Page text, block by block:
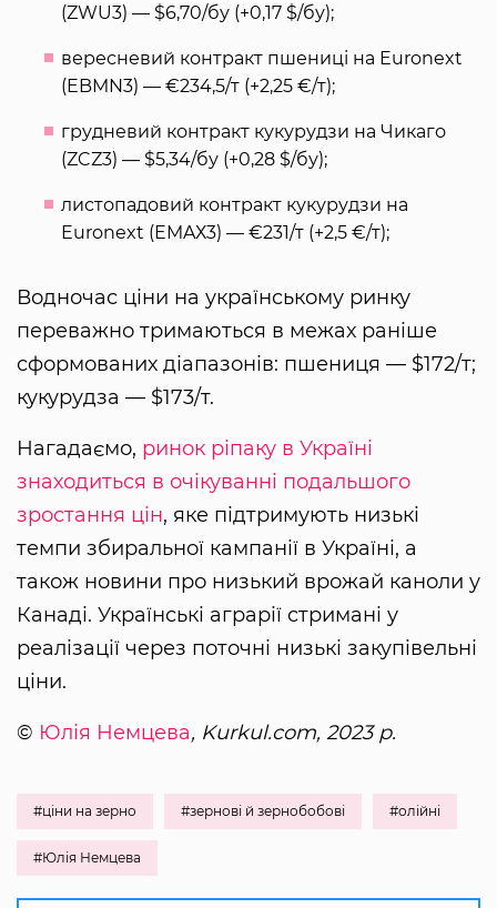
(ZWU3) — $6,70/бу (+0,17 $/бу);
вересневий контракт пшениці на Euronext
(EBMN3) — €234,5/т (+2,25 €/т);
грудневий контракт кукурудзи на Чикаго
(ZCZ3) — $5,34/бу (+0,28 $/бу);
листопадовий контракт кукурудзи на
Euronext (EMAХ3) — €231/т (+2,5 €/т);
Водночас ціни на українському ринку
переважно тримаються в межах раніше
сформованих діапазонів: пшениця — $172/т;
кукурудза — $173/т.
Нагадаємо, ринок ріпаку в Україні
знаходиться в очікуванні подальшого
зростання цін, яке підтримують низькі
темпи збиральної кампанії в Україні, а
також новини про низький врожай каноли у
Канаді. Українські аграрії стримані у
реалізації через поточні низькі закупівельні
ціни.
© Юлія Немцева, Kurkul.com, 2023 р.
#ціни на зерно #зернові й зернобобові #олійні
#Юлія Немцева